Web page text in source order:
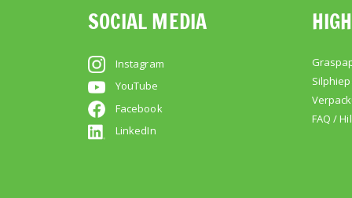
SOCIAL MEDIA
Instagram
YouTube
Facebook
LinkedIn
FAQ /